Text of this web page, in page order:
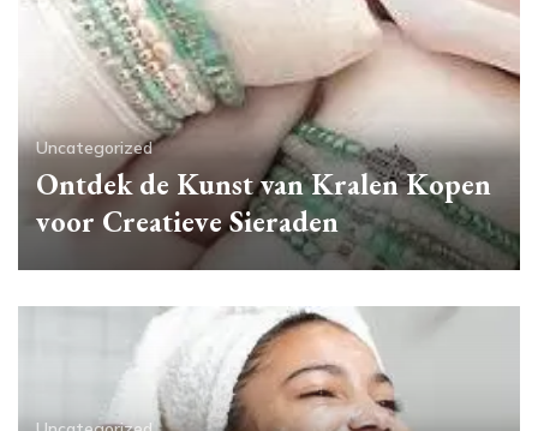
Uncategorized
Ontdek de Kunst van Kralen Kopen
voor Creatieve Sieraden